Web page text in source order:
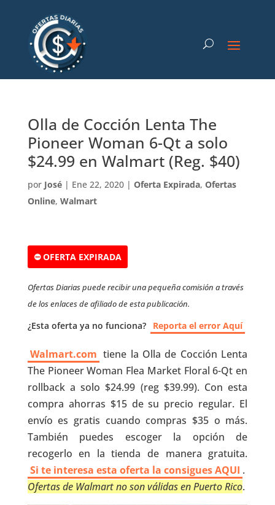
Olla de Cocción Lenta The
Pioneer Woman 6-Qt a solo
$24.99 en Walmart (Reg. $40)
por José| Ene 22, 2020| Oferta Expirada, Ofertas
Online, Walmart
⛔ OFERTA EXPIRADA
Ofertas Diarias puede recibir una pequeña comisión a través
de los enlaces de afiliado de esta publicación.
¿Esta oferta ya no funciona? Reporta el error Aquí
Walmart.com tiene la Olla de Cocción Lenta
The Pioneer Woman Flea Market Floral 6-Qt en
rollback a solo $24.99 (reg $39.99). Con esta
compra ahorras $15 de su precio regular. El
envío es gratis cuando compras $35 o más.
También puedes escoger la opción de
recogerlo en la tienda de manera gratuita.
Si te interesa esta oferta la consigues AQUI .
Ofertas de Walmart no son válidas en Puerto Rico.